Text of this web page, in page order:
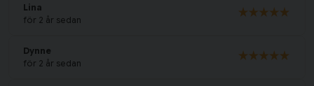
Lina
för 2 år sedan
Dynne
för 2 år sedan